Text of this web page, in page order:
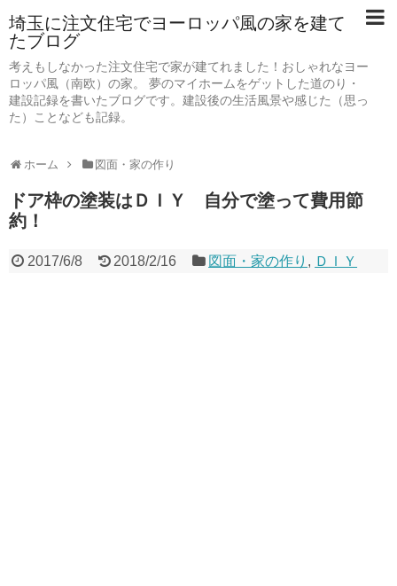
埼玉に注文住宅でヨーロッパ風の家を建て
たブログ
考えもしなかった注文住宅で家が建てれました！おしゃれなヨー
ロッパ風（南欧）の家。 夢のマイホームをゲットした道のり・
建設記録を書いたブログです。建設後の生活風景や感じた（思っ
た）ことなども記録。
ホーム 図面・家の作り
ドア枠の塗装はＤＩＹ 自分で塗って費用節
約！
2017/6/8 2018/2/16 図面・家の作り , ＤＩＹ